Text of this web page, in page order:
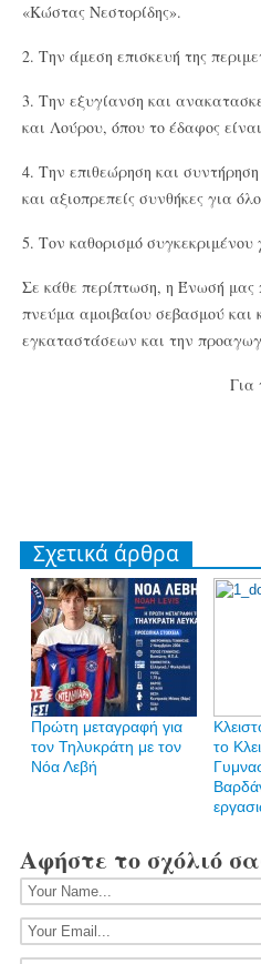
«Κώστας Νεστορίδης».
2. Την άμεση επισκευή της
3. Την εξυγίανση και
και Λούρου, όπου το έδαφος
4. Την επιθεώρηση και
και αξιοπρεπείς συνθήκες για
5. Τον καθορισμό
Σε κάθε περίπτωση, η Ένωσή μας
πνεύμα αμοιβαίου σεβασμού και
εγκαταστάσεων και την
Για
Σχετικά άρθρα
Πρώτη μεταγραφή για
τον Τηλυκράτη με τον
Νόα Λεβή
το
Αφήστε το σχόλιό